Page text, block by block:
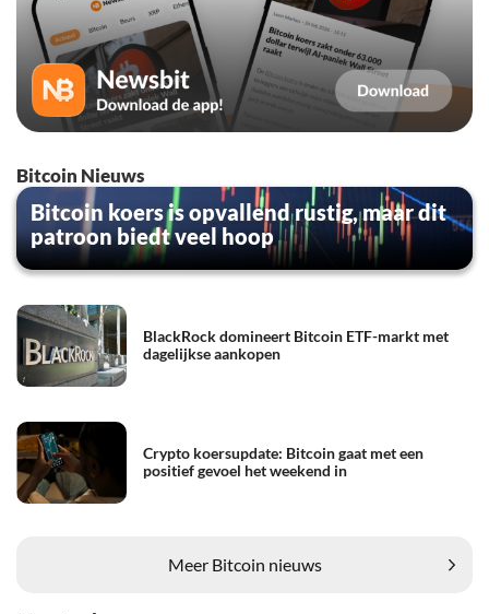
Bitcoin Nieuws
Bitcoin koers is opvallend rustig, maar dit
patroon biedt veel hoop
BlackRock domineert Bitcoin ETF-markt met
dagelijkse aankopen
Crypto koersupdate: Bitcoin gaat met een
positief gevoel het weekend in
Meer Bitcoin nieuws